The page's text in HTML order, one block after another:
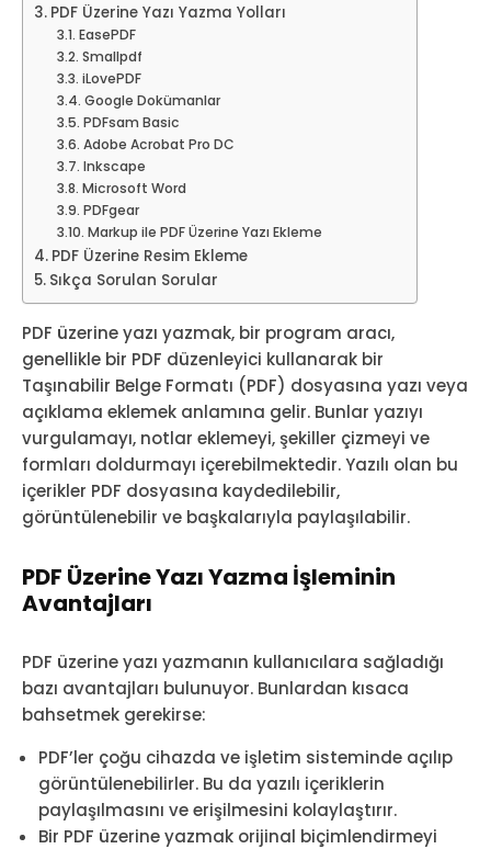
PDF Üzerine Yazı Yazma Yolları
EasePDF
Smallpdf
iLovePDF
Google Dokümanlar
PDFsam Basic
Adobe Acrobat Pro DC
Inkscape
Microsoft Word
PDFgear
Markup ile PDF Üzerine Yazı Ekleme
PDF Üzerine Resim Ekleme
Sıkça Sorulan Sorular
PDF üzerine yazı yazmak, bir program aracı,
genellikle bir PDF düzenleyici kullanarak bir
Taşınabilir Belge Formatı (PDF) dosyasına yazı veya
açıklama eklemek anlamına gelir. Bunlar yazıyı
vurgulamayı, notlar eklemeyi, şekiller çizmeyi ve
formları doldurmayı içerebilmektedir. Yazılı olan bu
içerikler PDF dosyasına kaydedilebilir,
görüntülenebilir ve başkalarıyla paylaşılabilir.
PDF Üzerine Yazı Yazma İşleminin
Avantajları
PDF üzerine yazı yazmanın kullanıcılara sağladığı
bazı avantajları bulunuyor. Bunlardan kısaca
bahsetmek gerekirse:
PDF’ler çoğu cihazda ve işletim sisteminde açılıp
görüntülenebilirler. Bu da yazılı içeriklerin
paylaşılmasını ve erişilmesini kolaylaştırır.
Bir PDF üzerine yazmak orijinal biçimlendirmeyi